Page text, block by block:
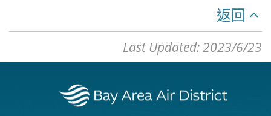
返回
Last Updated: 2023/6/23